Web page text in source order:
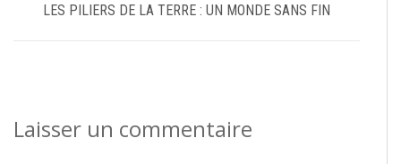
LES PILIERS DE LA TERRE : UN MONDE SANS FIN
Laisser un commentaire